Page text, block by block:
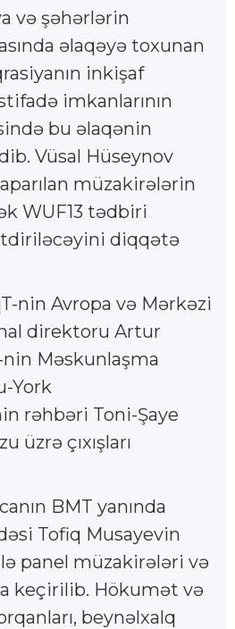
və şəhərlərin
əlaqəyə toxunan
inkişaf
imkanlarının
bu əlaqənin
Vüsal Hüseynov
müzakirələrin
WUF13 tədbiri
diqqətə
nin Avropa və Mərkəzi
direktoru Artur
Məskunlaşma
York
rəhbəri Toni-Şaye
üzrə çıxışları
BMT yanında
Tofiq Musayevin
panel müzakirələri və
keçirilib. Hökumət və
beynəlxalq